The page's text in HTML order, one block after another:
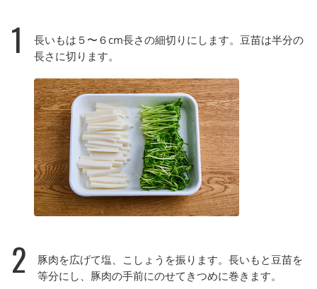
1
長いもは５〜６cm長さの細切りにします。豆苗は半分の
長さに切ります。
2
豚肉を広げて塩、こしょうを振ります。長いもと豆苗を
等分にし、豚肉の手前にのせてきつめに巻きます。